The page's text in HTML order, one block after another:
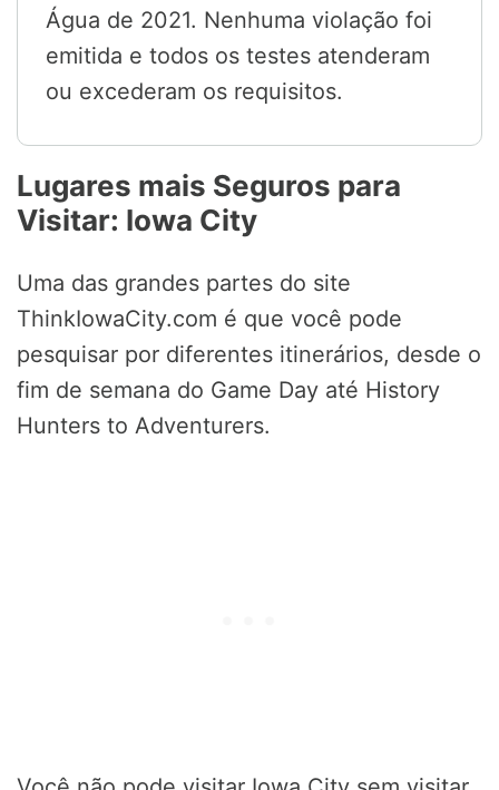
Água de 2021. Nenhuma violação foi
emitida e todos os testes atenderam
ou excederam os requisitos.
Lugares mais Seguros para
Visitar: Iowa City
Uma das grandes partes do site
ThinkIowaCity.com é que você pode
pesquisar por diferentes itinerários, desde o
fim de semana do Game Day até History
Hunters to Adventurers.